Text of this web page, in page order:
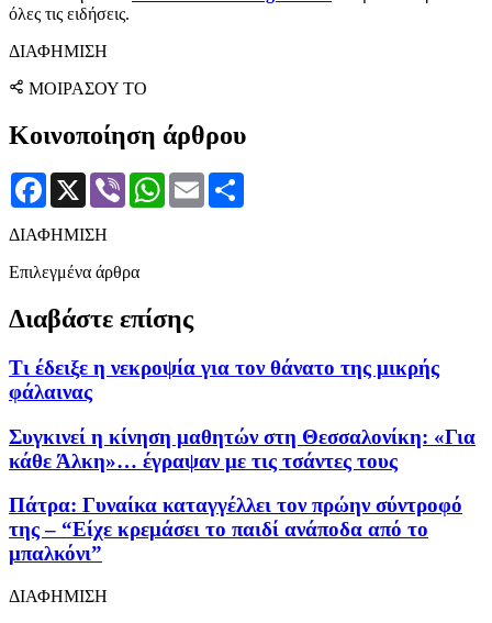
όλες τις ειδήσεις.
ΔΙΑΦΗΜΙΣΗ
ΜΟΙΡΑΣΟΥ ΤΟ
Κοινοποίηση άρθρου
Facebook
X Viber WhatsApp
Email
ΔΙΑΦΗΜΙΣΗ
Επιλεγμένα άρθρα
Διαβάστε επίσης
Τι έδειξε η νεκροψία για τον θάνατο της μικρής
φάλαινας
Συγκινεί η κίνηση μαθητών στη Θεσσαλονίκη: «Για
κάθε Άλκη»… έγραψαν με τις τσάντες τους
Πάτρα: Γυναίκα καταγγέλλει τον πρώην σύντροφό
της – “Είχε κρεμάσει το παιδί ανάποδα από το
μπαλκόνι”
ΔΙΑΦΗΜΙΣΗ